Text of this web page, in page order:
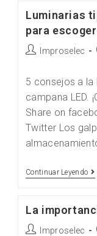
Luminarias
para
Improselec
5 consejos a la
campana LED.
Share on
Twitter Los
Continuar Leyendo
La
Improselec